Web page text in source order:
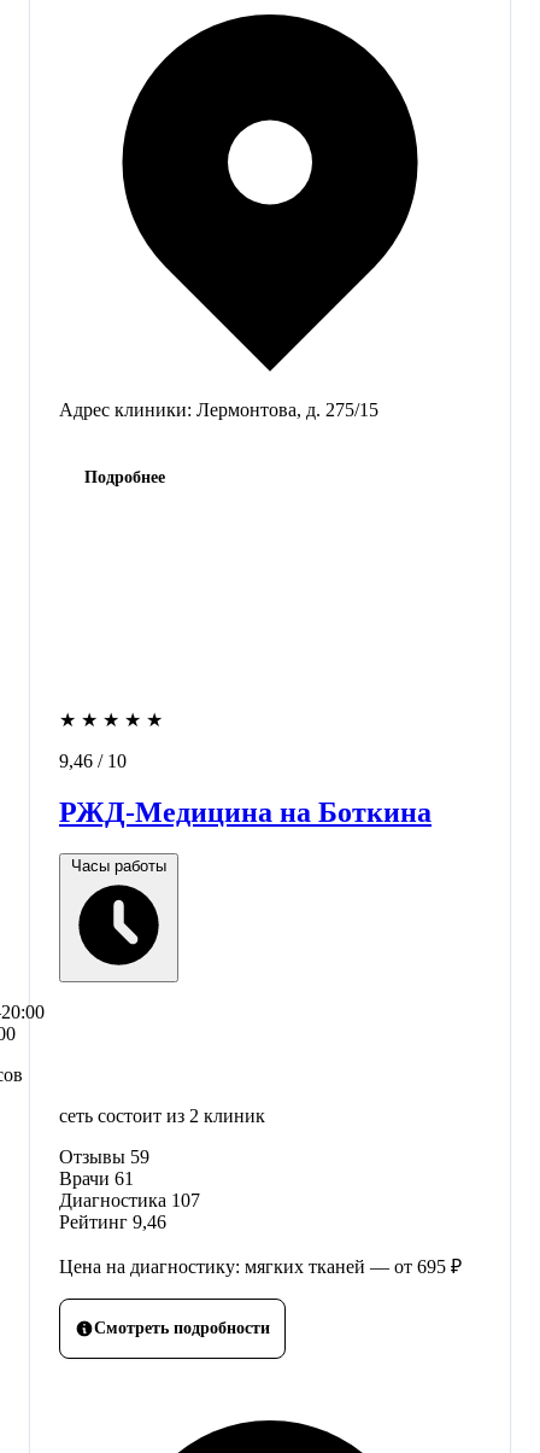
Адрес клиники: Лермонтова, д. 275/15
Подробнее
★ ★ ★ ★ ★
9,46 / 10
РЖД-Медицина на Боткина
Часы работы
сеть состоит из 2 клиник
Отзывы 59
Врачи 61
Диагностика 107
Рейтинг 9,46
Цена на диагностику: мягких тканей — от 695 ₽
Смотреть подробности